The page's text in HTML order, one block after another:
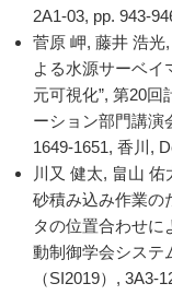
2A1-03, pp. 943-
菅原 岬, 藤井 浩光
よる水源サーベイ
元可視化”, 第20
ーション部門講演
1649-1651, 香川,
川又 健太, 畠山 佑
砂積み込み作業の
タの位置合わせに
動制御学会システ
（SI2019）, 3A3-